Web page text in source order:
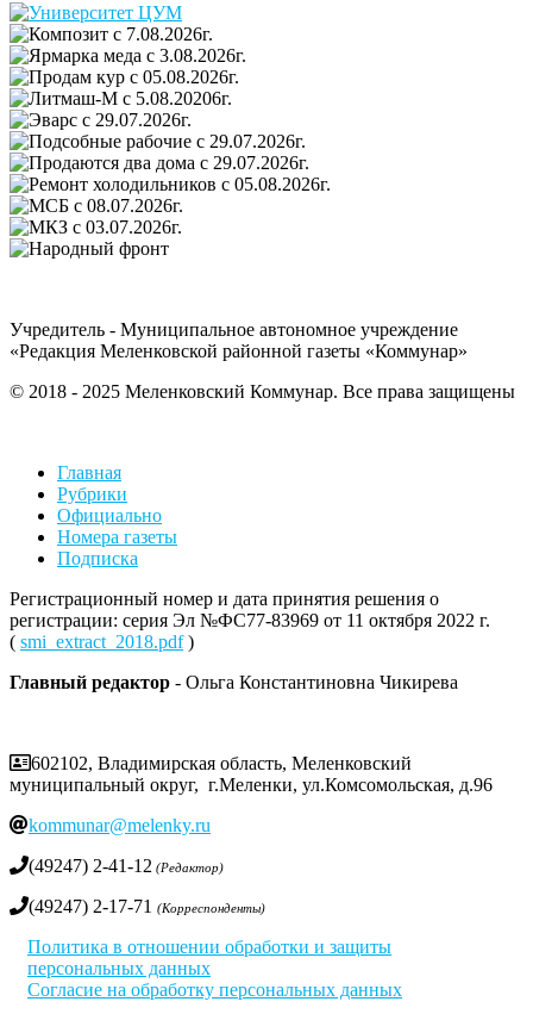
Учредитель - Муниципальное автономное учреждение
«Редакция Меленковской районной газеты «Коммунар»
© 2018 - 2025 Меленковский Коммунар. Все права защищены
Главная
Рубрики
Официально
Номера газеты
Подписка
Регистрационный номер и дата принятия решения о
регистрации: серия Эл №ФС77-83969 от 11 октября 2022 г.
( smi_extract_2018.pdf)
Главный редактор - Ольга Константиновна Чикирева
602102, Владимирская область, Меленковский
муниципальный округ, г.Меленки, ул.Комсомольская, д.96
kommunar@melenky.ru
(49247) 2-41-12 (Редактор)
(49247) 2-17-71 (Корреспонденты)
Политика в отношении обработки и защиты
персональных данных
Согласие на обработку персональных данных